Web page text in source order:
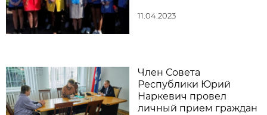
11.04.2023
Член Совета
Республики Юрий
Наркевич провел
личный прием граждан